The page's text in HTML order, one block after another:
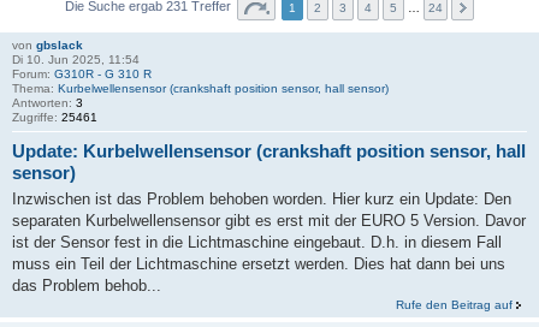
Die Suche ergab 231 Treffer 1 2 3 4 5 24
von gbslack
Di 10. Jun 2025, 11:54
Forum: G310R - G 310 R
Thema: Kurbelwellensensor (crankshaft position sensor, hall sensor)
Antworten: 3
Zugriffe: 25461
Update: Kurbelwellensensor (crankshaft position sensor, hall
sensor)
Inzwischen ist das Problem behoben worden. Hier kurz ein Update: Den
separaten Kurbelwellensensor gibt es erst mit der EURO 5 Version. Davor
ist der Sensor fest in die Lichtmaschine eingebaut. D.h. in diesem Fall
muss ein Teil der Lichtmaschine ersetzt werden. Dies hat dann bei uns
das Problem behob...
Rufe den Beitrag auf